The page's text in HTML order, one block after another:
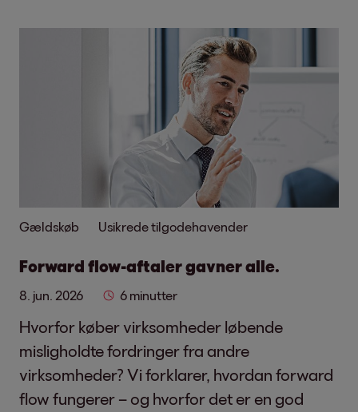
Gældskøb Usikrede tilgodehavender
Forward flow-aftaler gavner alle.
8. jun. 2026 6 minutter
Hvorfor køber virksomheder løbende
misligholdte fordringer fra andre
virksomheder? Vi forklarer, hvordan forward
flow fungerer – og hvorfor det er en god